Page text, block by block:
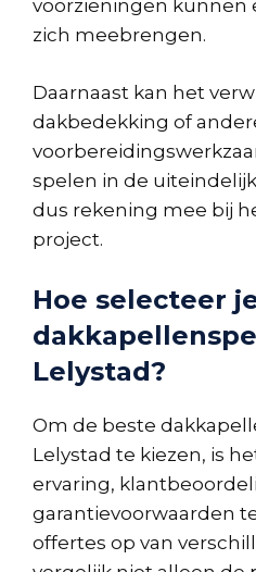
voorzieningen kunnen
zich meebrengen.
Daarnaast kan het
dakbedekking of
spelen in de
dus rekening mee bij
project.
Hoe selecteer
Lelystad?
Om de beste
Lelystad te kiezen, is
ervaring,
garantievoorwaarden
offertes op van